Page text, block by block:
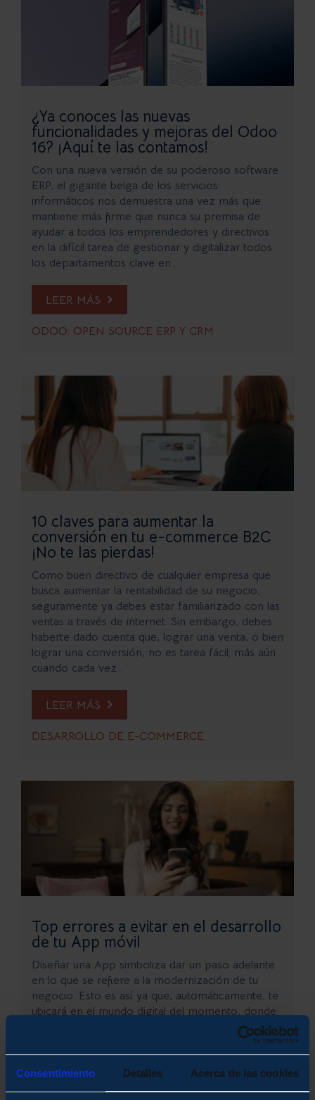
Consentimiento Detalles Acerca de las cookies
¿Ya conoces las nuevas
funcionalidades y mejoras del Odoo
16? ¡Aquí te las contamos!
Con una nueva versión de su poderoso software
ERP, el gigante belga de los servicios
informáticos nos demuestra una vez más que
mantiene más firme que nunca su premisa de
ayudar a todos los emprendedores y directivos
en la difícil tarea de gestionar y digitalizar todos
los departamentos clave en...
LEER MÁS
ODOO: OPEN SOURCE ERP Y CRM
10 claves para aumentar la
conversión en tu e-commerce B2C
¡No te las pierdas!
Como buen directivo de cualquier empresa que
busca aumentar la rentabilidad de su negocio,
seguramente ya debes estar familiarizado con las
ventas a través de internet. Sin embargo, debes
haberte dado cuenta que, lograr una venta, o bien
lograr una conversión, no es tarea fácil; más aún
cuando cada vez...
LEER MÁS
DESARROLLO DE E-COMMERCE
Top errores a evitar en el desarrollo
de tu App móvil
Diseñar una App simboliza dar un paso adelante
en lo que se refiere a la modernización de tu
negocio. Esto es así ya que, automáticamente, te
ubicará en el mundo digital del momento, donde
una de las tendencias de mayor impacto es
formar parte de la cotidianidad del público a...
LEER MÁS